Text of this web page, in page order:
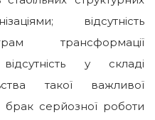
відсутність
трансформації
у складі
такої важливої
брак серйозної роботи